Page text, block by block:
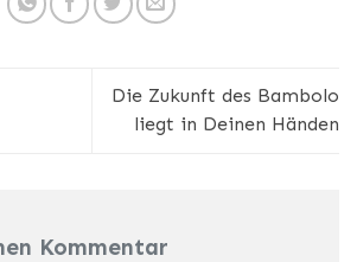
Die Zukunft des Bambolo
liegt in Deinen Händen
Kommentar